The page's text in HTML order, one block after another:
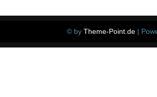
© by Theme-Point.de|